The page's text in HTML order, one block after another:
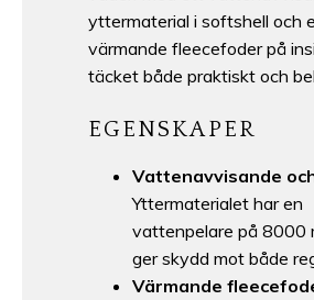
yttermaterial i softshell och
värmande fleecefoder på
täcket både praktiskt och
EGENSKAPER
Vattenavvisande
Yttermaterialet har en
vattenpelare på 8000
ger skydd mot både
Värmande